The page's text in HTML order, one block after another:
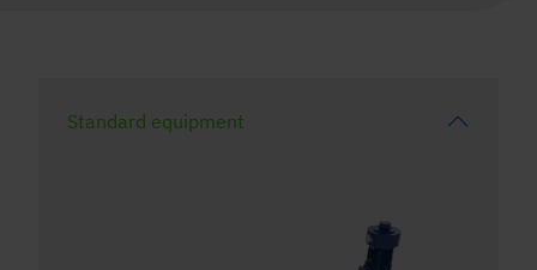
Standard equipment